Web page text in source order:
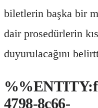
biletlerin başka bir
dair prosedürlerin
duyurulacağını
4798-8c66-